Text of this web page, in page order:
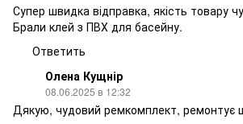
Супер швидка відправка, якість товару
Брали клей з ПВХ для басейну.
Ответить
Олена Кущнір
08.06.2025 в 12:32
Дякую, чудовий ремкомплект, ремонтує